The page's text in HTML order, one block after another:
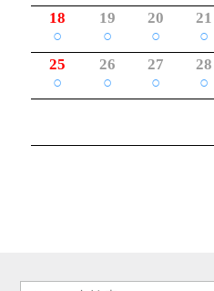
18
○
19
○
20
○
21
○
25
○
26
○
27
○
28
○